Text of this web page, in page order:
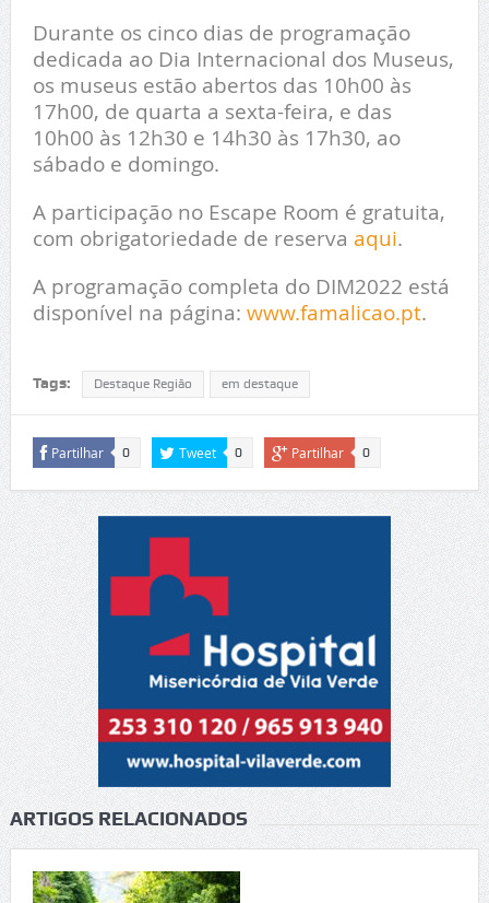
Durante os cinco dias de programação
dedicada ao Dia Internacional dos Museus,
os museus estão abertos das 10h00 às
17h00, de quarta a sexta-feira, e das
10h00 às 12h30 e 14h30 às 17h30, ao
sábado e domingo.
A participação no Escape Room é gratuita,
com obrigatoriedade de reserva aqui.
A programação completa do DIM2022 está
disponível na página: www.famalicao.pt.
Tags: Destaque Região em destaque
Partilhar 0 Tweet 0 Partilhar 0
ARTIGOS RELACIONADOS